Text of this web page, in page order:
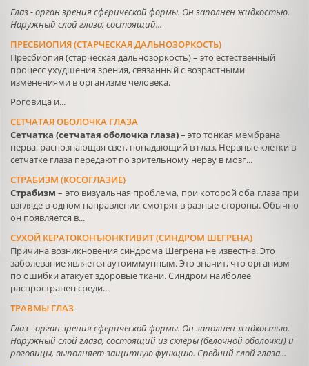
Глаз - орган зрения сферической формы. Он заполнен жидкостью.
Наружный слой глаза, состоящий...
ПРЕСБИОПИЯ (СТАРЧЕСКАЯ ДАЛЬНОЗОРКОСТЬ)
Пресбиопия (старческая дальнозоркость) – это естественный
процесс ухудшения зрения, связанный с возрастными
изменениями в организме человека.
Роговица и...
СЕТЧАТАЯ ОБОЛОЧКА ГЛАЗА
Сетчатка (сетчатая оболочка глаза)– это тонкая мембрана
нерва, распознающая свет, попадающий в глаз. Нервные клетки в
сетчатке глаза передают по зрительному нерву в мозг...
СТРАБИЗМ (КОСОГЛАЗИЕ)
Страбизм– это визуальная проблема, при которой оба глаза при
взгляде в одном направлении смотрят в разные стороны. Обычно
он появляется в...
СУХОЙ КЕРАТОКОНЪЮНКТИВИТ (СИНДРОМ ШЕГРЕНА)
Причина возникновения синдрома Шегрена не известна. Это
заболевание является аутоиммунным. Это значит, что организм
по ошибки атакует здоровые ткани. Синдром наиболее
распространен среди...
ТРАВМЫ ГЛАЗ
Глаз - орган зрения сферической формы. Он заполнен жидкостью.
Наружный слой глаза, состоящий из склеры (белочной оболочки) и
роговицы, выполняет защитную функцию. Средний слой глаза...